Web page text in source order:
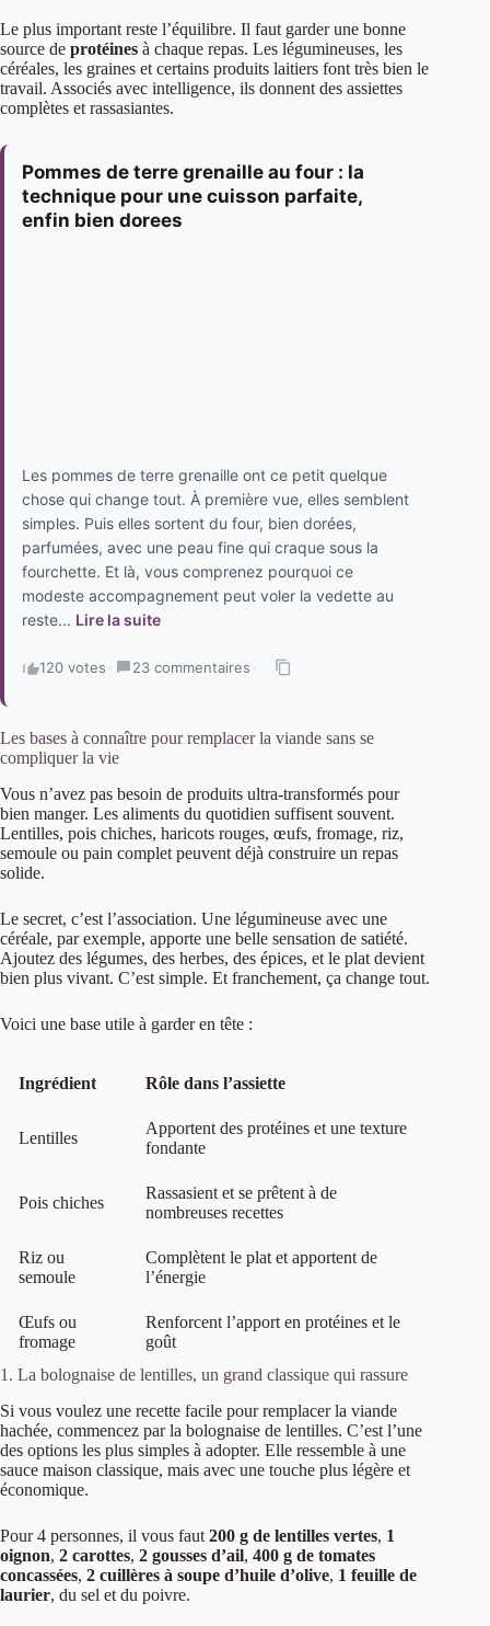
Le plus important reste l’équilibre. Il faut garder une bonne
source de protéines à chaque repas. Les légumineuses, les
céréales, les graines et certains produits laitiers font très bien le
travail. Associés avec intelligence, ils donnent des assiettes
complètes et rassasiantes.
Pommes de terre grenaille au four : la
technique pour une cuisson parfaite,
enfin bien dorees
Les pommes de terre grenaille ont ce petit quelque
chose qui change tout. À première vue, elles semblent
simples. Puis elles sortent du four, bien dorées,
parfumées, avec une peau fine qui craque sous la
fourchette. Et là, vous comprenez pourquoi ce
modeste accompagnement peut voler la vedette au
reste... Lire la suite
120 votes · 23 commentaires ·
Les bases à connaître pour remplacer la viande sans se
compliquer la vie
Vous n’avez pas besoin de produits ultra-transformés pour
bien manger. Les aliments du quotidien suffisent souvent.
Lentilles, pois chiches, haricots rouges, œufs, fromage, riz,
semoule ou pain complet peuvent déjà construire un repas
solide.
Le secret, c’est l’association. Une légumineuse avec une
céréale, par exemple, apporte une belle sensation de satiété.
Ajoutez des légumes, des herbes, des épices, et le plat devient
bien plus vivant. C’est simple. Et franchement, ça change tout.
Voici une base utile à garder en tête :
Ingrédient Rôle dans l’assiette
Lentilles
Apportent des protéines et une texture
fondante
Pois chiches
Rassasient et se prêtent à de
nombreuses recettes
Riz ou
semoule
Complètent le plat et apportent de
l’énergie
Œufs ou
fromage
Renforcent l’apport en protéines et le
goût
1. La bolognaise de lentilles, un grand classique qui rassure
Si vous voulez une recette facile pour remplacer la viande
hachée, commencez par la bolognaise de lentilles. C’est l’une
des options les plus simples à adopter. Elle ressemble à une
sauce maison classique, mais avec une touche plus légère et
économique.
Pour 4 personnes, il vous faut 200 g de lentilles vertes, 1
oignon, 2 carottes, 2 gousses d’ail, 400 g de tomates
concassées, 2 cuillères à soupe d’huile d’olive, 1 feuille de
laurier, du sel et du poivre.